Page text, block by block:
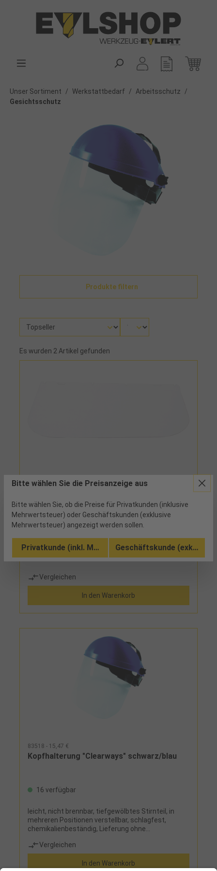
Unser Sortiment / Werkstattbedarf / Arbeitsschutz
/
Gesichtsschutz
Produkte filtern
Es wurden 2 Artikel gefunden
Gesichtsschutzschild farblos 350x205mm
145 verfügbar
Vergleichen
In den Warenkorb
83518 - 15,47 €
Kopfhalterung "Clearways" schwarz/blau
16 verfügbar
leicht, nicht brennbar, tiefgewölbtes Stirnteil, in
mehreren Positionen verstellbar, schlagfest,
chemikalienbeständig, Lieferung ohne
Vergleichen
In den Warenkorb
Bitte wählen Sie die Preisanzeige aus
Bitte wählen Sie, ob die Preise für Privatkunden (inklusive
Mehrwertsteuer) oder Geschäftskunden (exklusive
Mehrwertsteuer) angezeigt werden sollen.
Privatkunde (inkl. MwSt.) Geschäftskunde (exkl.